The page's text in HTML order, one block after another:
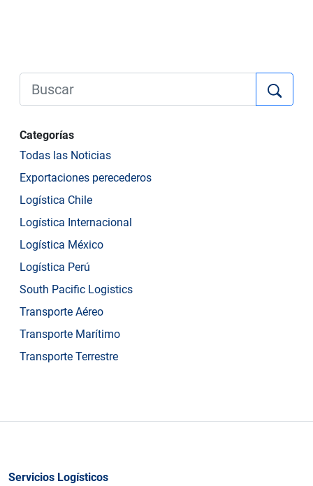
Categorías
Todas las Noticias
Exportaciones perecederos
Logística Chile
Logística Internacional
Logística México
Logística Perú
South Pacific Logistics
Transporte Aéreo
Transporte Marítimo
Transporte Terrestre
Servicios Logísticos